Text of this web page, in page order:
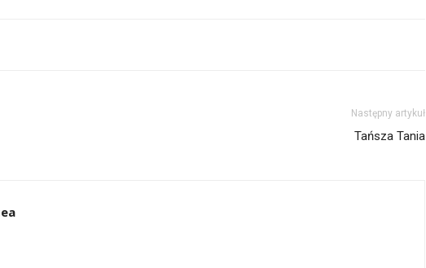
Następny artykuł
Tańsza Tania